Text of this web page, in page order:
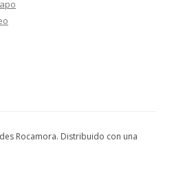
Rocamora. Distribuido con una